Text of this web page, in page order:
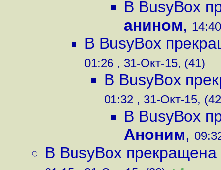
В BusyBox
анином,
В BusyBox
01:26 , 31-Окт-15, (41)
В BusyBox
01:32 , 31-Окт-15,
В BusyBox
Аноним,
В BusyBox